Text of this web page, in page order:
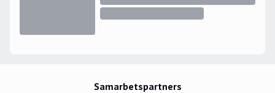
Samarbetspartners